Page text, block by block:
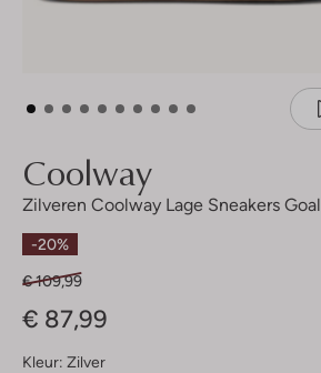
Coolway
Zilveren Coolway Lage Sneakers Goal
-20%
€ 109,99
€ 87,99
Kleur: Zilver